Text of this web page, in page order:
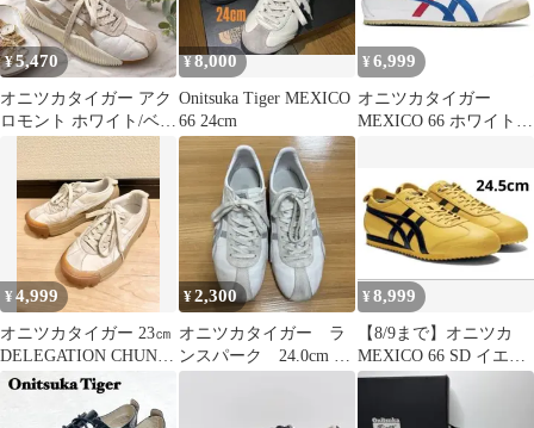
¥5,470
オニツカタイガー アク
ロモント ホワイト/ベー
ジュ 24.5㎝
¥8,000
Onitsuka Tiger MEXICO
66 24cm
¥ 6,999
オニツカタイガー
MEXICO 66 ホワイト
¥4,999
オニツカタイガー 23㎝
DELEGATION CHUNK
厚底
¥2,300
オニツカタイガー ラ
ンスパーク 24.0cm ホ
¥8,999
【8/9まで】オニツカ
MEXICO 66 SD イエロ
ー/ブラック 24.5cm